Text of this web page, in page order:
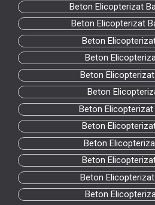
Beton Elicopterizat
Beton Elicopterizat
Beton
Beton
Beton
Beton
Beton Elicopterizat
Beton
Beton
Beton
Beton
Beton